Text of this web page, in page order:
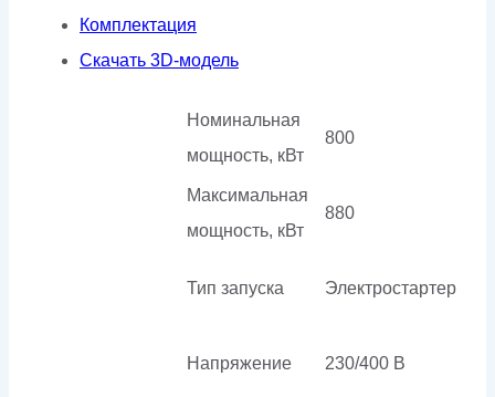
Комплектация
Скачать 3D-модель
Номинальная
мощность, кВт
800
Максимальная
мощность, кВт
880
Тип запуска Электростартер
Напряжение 230/400 В